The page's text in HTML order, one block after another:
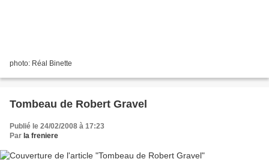
photo: Réal Binette
Tombeau de Robert Gravel
Publié le 24/02/2008 à 17:23
Par la freniere